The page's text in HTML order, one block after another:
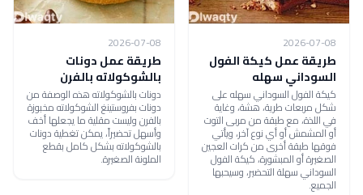
2026-07-08
طريقة عمل كيكة الفول
السوداني سهله
كيكة الفول السوداني سهله على
شكل مربعات طرية، هشة، وغاية
في اللذة، مع طبقة من مربى التوت
أو المشمش أو أي نوع آخر، ويأتي
فوقها طبقة أخرى من كرات العجين
الصغيرة أو المبشورة، كيكة الفول
السوداني سهلة التحضير، وسيحبها
الجميع.
2026-07-08
طريقة عمل دونات
بالشوكولاته بالفرن
دونات بالشوكولاته هذه الوصفة من
دونات بفروستينغ الشوكولاته مخبوزة
بالفرن وليست مقلية ما يجعلها أخف
وأسهل تحضيراً، يمكن تغطية دونات
بالشوكولاته بشكل كامل بقطع
الملونة الصغيرة.